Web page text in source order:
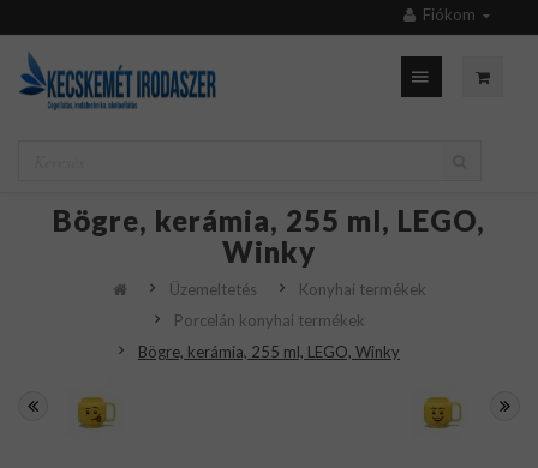
Fiókom
Bögre, kerámia, 255 ml, LEGO,
Winky
Üzemeltetés
Konyhai termékek
Porcelán konyhai termékek
Bögre, kerámia, 255 ml, LEGO, Winky